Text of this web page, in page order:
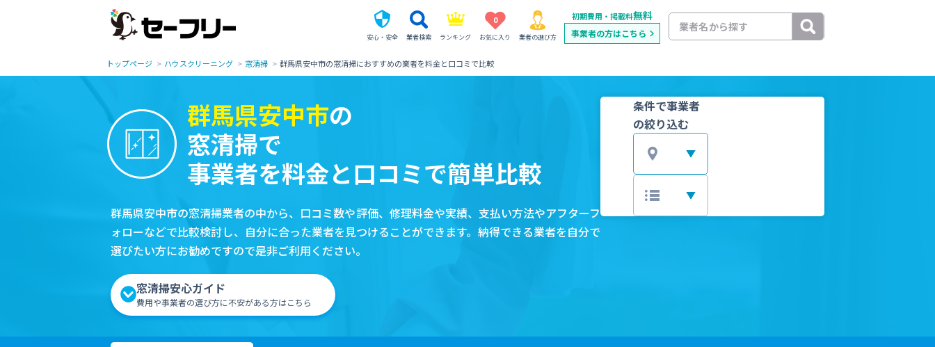
安心・安全 業者検索 ランキング
0
お気に入り 業者の選び方
初期費用・掲載料無料
事業者の方はこちら
トップページ ハウスクリーニング 窓清掃 群馬県安中市の窓清掃におすすめの業者を料金と口コミで比較
群馬県安中市の
窓清掃で
事業者を料金と口コミで簡単比較
群馬県安中市の窓清掃業者の中から、口コミ数や評価、修理料金や実績、支払い方法やアフターフ
ォローなどで比較検討し、自分に合った業者を見つけることができます。納得できる業者を自分で
選びたい方にお勧めですので是非ご利用ください。
窓清掃安心ガイド
費用や事業者の選び方に不安がある方はこちら
条件で事業者
の絞り込む